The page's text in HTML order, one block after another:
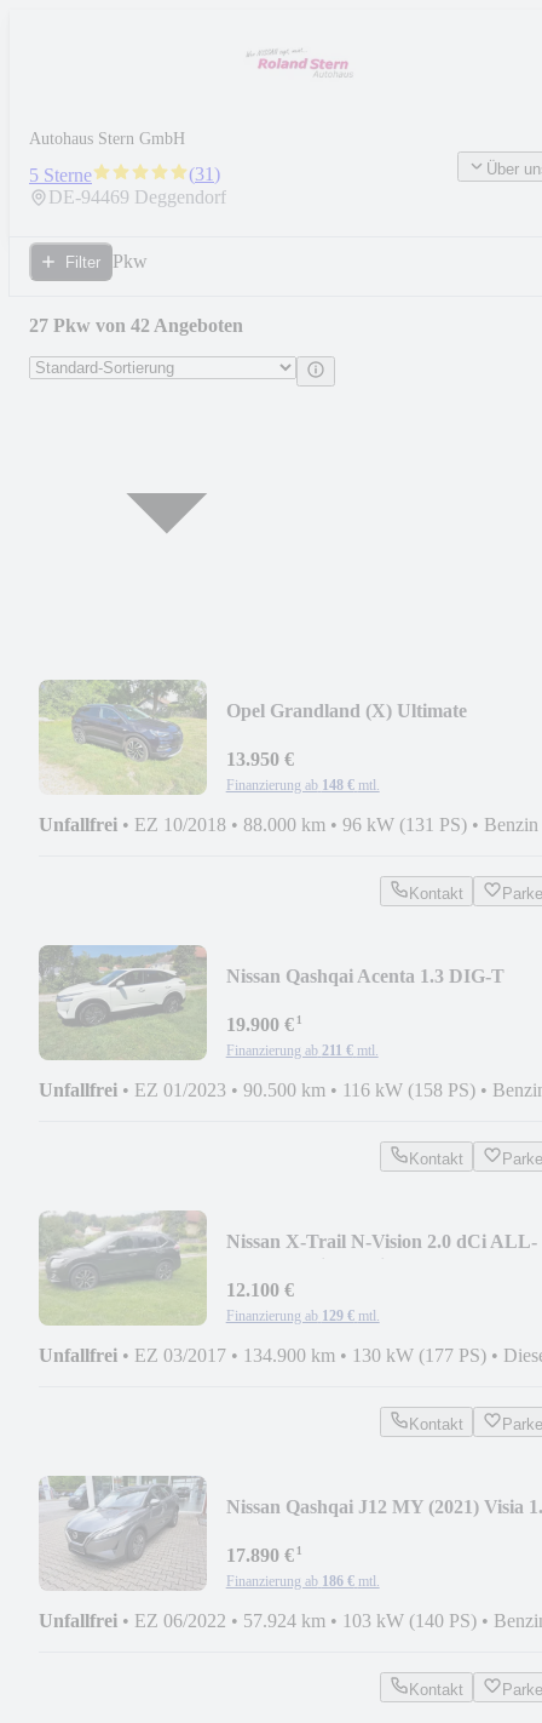
Autohaus Stern GmbH
5 Sterne (31)
DE-94469 Deggendorf
Über
Filter Pkw
27 Pkw von 42 Angeboten
Opel Grandland (X) Ultimate
13.950 €
Finanzierung ab 148 € mtl.
Unfallfrei • EZ 10/2018 • 88.000 km • 96 kW (131 PS) • Benzin
Kontakt
Nissan Qashqai Acenta 1.3 DIG-T
19.900 €¹
Finanzierung ab 211 € mtl.
Unfallfrei • EZ 01/2023 • 90.500 km • 116 kW (158 PS) •
Kontakt
Nissan X-Trail N-Vision 2.0 dCi ALL-
12.100 €
Finanzierung ab 129 € mtl.
Unfallfrei • EZ 03/2017 • 134.900 km • 130 kW (177 PS) •
Kontakt
Nissan Qashqai J12 MY (2021) Visia
17.890 €¹
Finanzierung ab 186 € mtl.
Unfallfrei • EZ 06/2022 • 57.924 km • 103 kW (140 PS) •
Kontakt